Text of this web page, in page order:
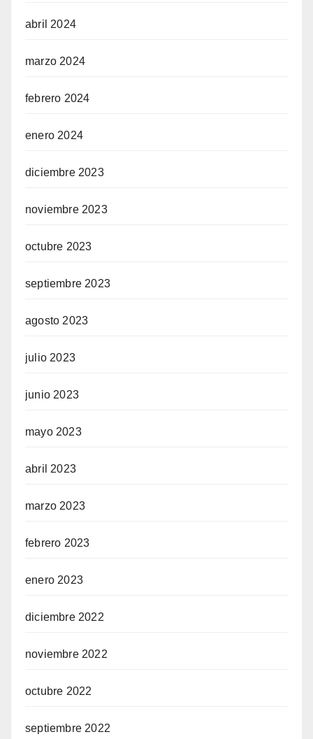
abril 2024
marzo 2024
febrero 2024
enero 2024
diciembre 2023
noviembre 2023
octubre 2023
septiembre 2023
agosto 2023
julio 2023
junio 2023
mayo 2023
abril 2023
marzo 2023
febrero 2023
enero 2023
diciembre 2022
noviembre 2022
octubre 2022
septiembre 2022